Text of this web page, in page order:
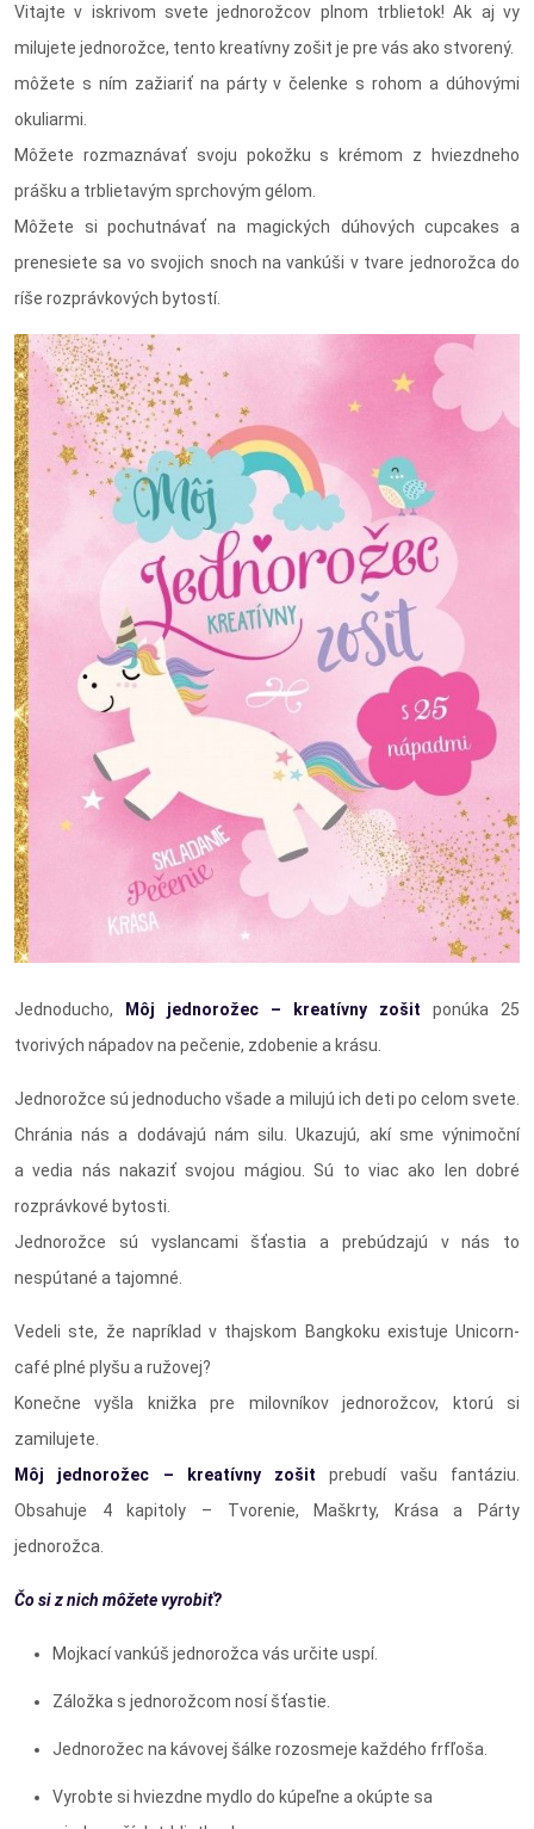
Vitajte v iskrivom svete jednorožcov plnom trblietok! Ak aj vy
milujete jednorožce, tento kreatívny zošit je pre vás ako stvorený.
môžete s ním zažiariť na párty v čelenke s rohom a dúhovými
okuliarmi.
Môžete rozmaznávať svoju pokožku s krémom z hviezdneho
prášku a trblietavým sprchovým gélom.
Môžete si pochutnávať na magických dúhových cupcakes a
prenesiete sa vo svojich snoch na vankúši v tvare jednorožca do
ríše rozprávkových bytostí.
Jednoducho, Môj jednorožec – kreatívny zošit ponúka 25
tvorivých nápadov na pečenie, zdobenie a krásu.
Jednorožce sú jednoducho všade a milujú ich deti po celom svete.
Chránia nás a dodávajú nám silu. Ukazujú, akí sme výnimoční
a vedia nás nakaziť svojou mágiou. Sú to viac ako len dobré
rozprávkové bytosti.
Jednorožce sú vyslancami šťastia a prebúdzajú v nás to
nespútané a tajomné.
Vedeli ste, že napríklad v thajskom Bangkoku existuje Unicorn-
café plné plyšu a ružovej?
Konečne vyšla knižka pre milovníkov jednorožcov, ktorú si
zamilujete.
Môj jednorožec – kreatívny zošit prebudí vašu fantáziu.
Obsahuje 4 kapitoly – Tvorenie, Maškrty, Krása a Párty
jednorožca.
Čo si z nich môžete vyrobiť?
Mojkací vankúš jednorožca vás určite uspí.
Záložka s jednorožcom nosí šťastie.
Jednorožec na kávovej šálke rozosmeje každého frfľoša.
Vyrobte si hviezdne mydlo do kúpeľne a okúpte sa